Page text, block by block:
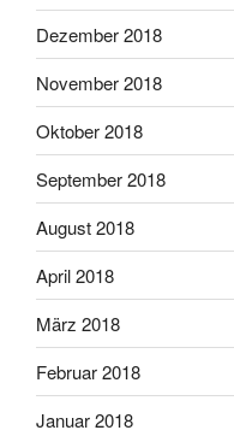
Dezember 2018
November 2018
Oktober 2018
September 2018
August 2018
April 2018
März 2018
Februar 2018
Januar 2018